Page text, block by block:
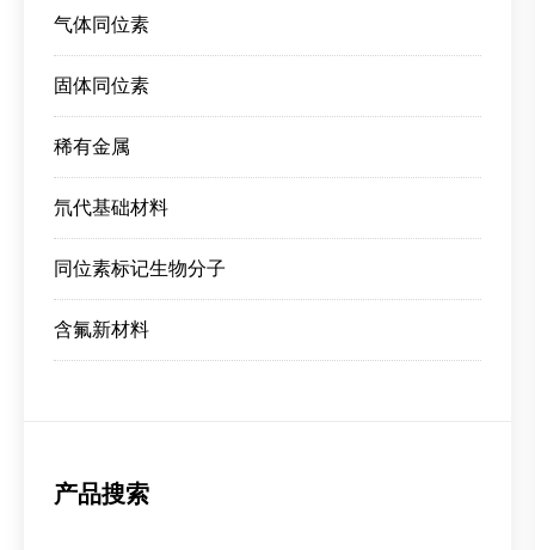
气体同位素
固体同位素
稀有金属
氘代基础材料
同位素标记生物分子
含氟新材料
产品搜索